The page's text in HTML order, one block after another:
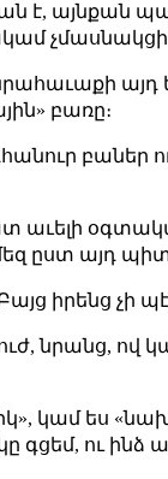
է,
չմասնակցի
բառը։
բաներ
աւելի
ըստ այդ
իրենց չի
նրանց, ով
կամ ես
գցեմ, ու